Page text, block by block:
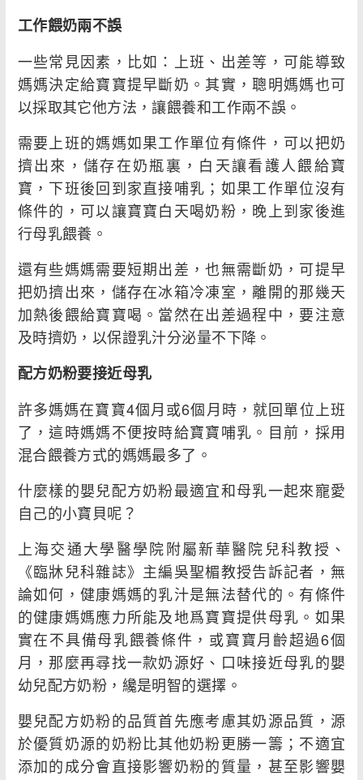
工作餵奶兩不誤
一些常見因素，比如：上班、出差等，可能導致
媽媽決定給寶寶提早斷奶。其實，聰明媽媽也可
以採取其它他方法，讓餵養和工作兩不誤。
需要上班的媽媽如果工作單位有條件，可以把奶
擠出來，儲存在奶瓶裏，白天讓看護人餵給寶
寶，下班後回到家直接哺乳；如果工作單位沒有
條件的，可以讓寶寶白天喝奶粉，晚上到家後進
行母乳餵養。
還有些媽媽需要短期出差，也無需斷奶，可提早
把奶擠出來，儲存在冰箱冷凍室，離開的那幾天
加熱後餵給寶寶喝。當然在出差過程中，要注意
及時擠奶，以保證乳汁分泌量不下降。
配方奶粉要接近母乳
許多媽媽在寶寶4個月或6個月時，就回單位上班
了，這時媽媽不便按時給寶寶哺乳。目前，採用
混合餵養方式的媽媽最多了。
什麼樣的嬰兒配方奶粉最適宜和母乳一起來寵愛
自己的小寶貝呢？
上海交通大學醫學院附屬新華醫院兒科教授、
《臨牀兒科雜誌》主編吳聖楣教授告訴記者，無
論如何，健康媽媽的乳汁是無法替代的。有條件
的健康媽媽應力所能及地爲寶寶提供母乳。如果
實在不具備母乳餵養條件，或寶寶月齡超過6個
月，那麼再尋找一款奶源好、口味接近母乳的嬰
幼兒配方奶粉，纔是明智的選擇。
嬰兒配方奶粉的品質首先應考慮其奶源品質，源
於優質奶源的奶粉比其他奶粉更勝一籌；不適宜
添加的成分會直接影響奶粉的質量，甚至影響嬰